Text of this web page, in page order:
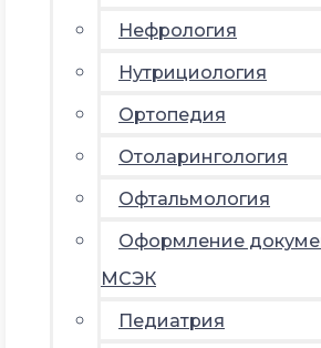
Нефрология
Нутрициология
Ортопедия
Отоларингология
Офтальмология
Оформление
МСЭК
Педиатрия